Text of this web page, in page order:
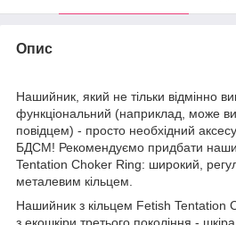
Опис
Нашийник, який не тільки відмінно
функціональний (наприклад, може
повідцем) - просто необхідний
БДСМ! Рекомендуємо придбати
Tentation Choker Ring: широкий,
металевим кільцем.
Нашийник з кільцем Fetish Tentation
з екошкіри третього покоління -